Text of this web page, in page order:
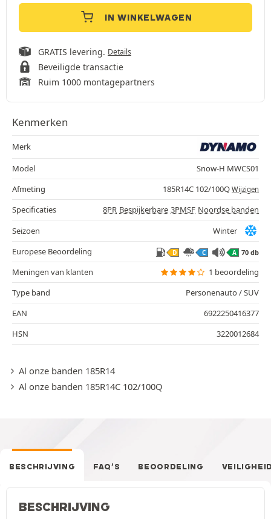
IN WINKELWAGEN
GRATIS levering. Details
Beveiligde transactie
Ruim 1000 montagepartners
Kenmerken
Merk
Model
Snow-H MWCS01
Afmeting
185R14C 102/100Q Wijzigen
Specificaties 8PR Bespijkerbare 3PMSF Noordse banden
Seizoen
Winter
Europese Beoordeling
D C A 70 db
Meningen van klanten
1 beoordeling
Type band
Personenauto / SUV
EAN
6922250416377
HSN
3220012684
Al onze banden 185R14
Al onze banden 185R14C 102/100Q
BESCHRIJVING FAQ’S BEOORDELING
BESCHRIJVING